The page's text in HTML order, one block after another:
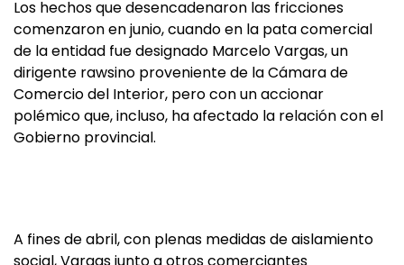
Los hechos que desencadenaron las fricciones
comenzaron en junio, cuando en la pata comercial
de la entidad fue designado Marcelo Vargas, un
dirigente rawsino proveniente de la Cámara de
Comercio del Interior, pero con un accionar
polémico que, incluso, ha afectado la relación con el
Gobierno provincial.
A fines de abril, con plenas medidas de aislamiento